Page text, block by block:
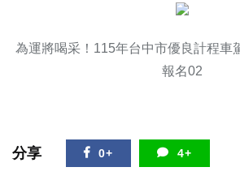
為運將喝采！115年台中市優良計程車
報名02
分享 0+ 4+